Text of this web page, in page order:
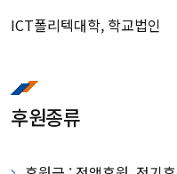
ICT폴리텍대학, 학교법인
후원종류